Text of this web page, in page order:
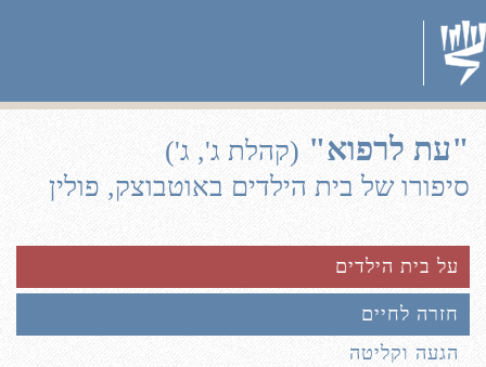
"עת לרפוא" (קהלת ג', ג')
סיפורו של בית הילדים באוטבוצק, פולין
על בית הילדים
חזרה לחיים
הגעה וקליטה